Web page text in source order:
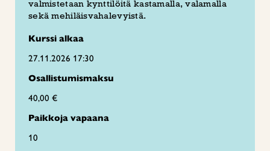
valmistetaan kynttilöitä kastamalla, valamalla
sekä mehiläisvahalevyistä.
Kurssi alkaa
27.11.2026 17:30
Osallistumismaksu
40,00 €
Paikkoja vapaana
10